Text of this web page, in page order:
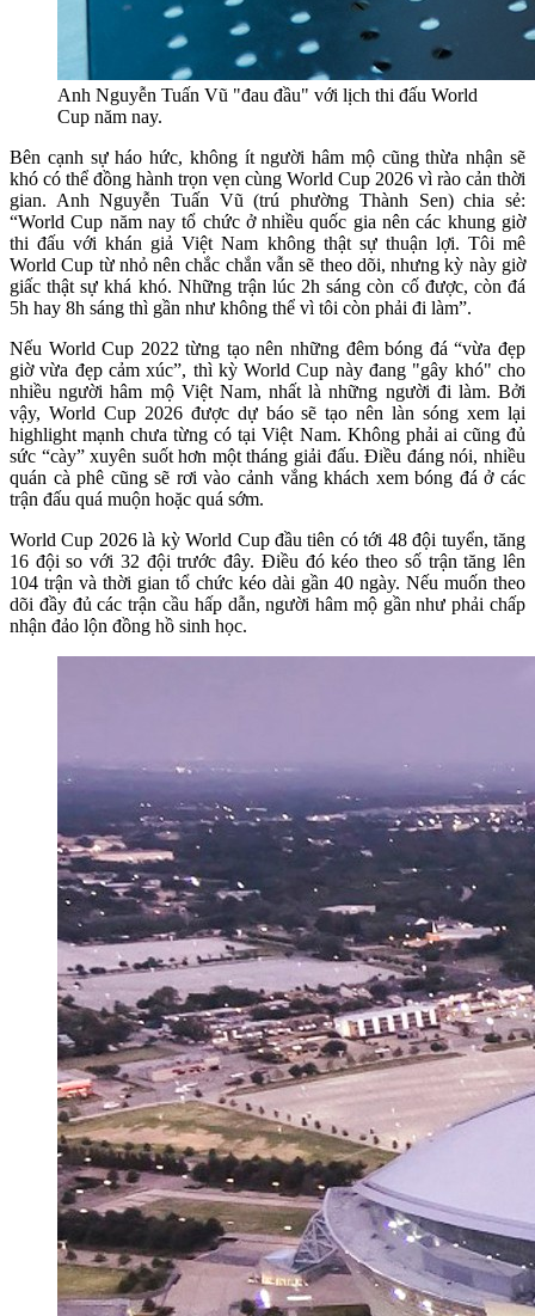
Anh Nguyễn Tuấn Vũ "đau đầu" với lịch thi đấu World
Cup năm nay.
Bên cạnh sự háo hức, không ít người hâm mộ cũng thừa nhận sẽ
khó có thể đồng hành trọn vẹn cùng World Cup 2026 vì rào cản thời
gian. Anh Nguyễn Tuấn Vũ (trú phường Thành Sen) chia sẻ:
“World Cup năm nay tổ chức ở nhiều quốc gia nên các khung giờ
thi đấu với khán giả Việt Nam không thật sự thuận lợi. Tôi mê
World Cup từ nhỏ nên chắc chắn vẫn sẽ theo dõi, nhưng kỳ này giờ
giấc thật sự khá khó. Những trận lúc 2h sáng còn cố được, còn đá
5h hay 8h sáng thì gần như không thể vì tôi còn phải đi làm”.
Nếu World Cup 2022 từng tạo nên những đêm bóng đá “vừa đẹp
giờ vừa đẹp cảm xúc”, thì kỳ World Cup này đang "gây khó" cho
nhiều người hâm mộ Việt Nam, nhất là những người đi làm. Bởi
vậy, World Cup 2026 được dự báo sẽ tạo nên làn sóng xem lại
highlight mạnh chưa từng có tại Việt Nam. Không phải ai cũng đủ
sức “cày” xuyên suốt hơn một tháng giải đấu. Điều đáng nói, nhiều
quán cà phê cũng sẽ rơi vào cảnh vắng khách xem bóng đá ở các
trận đấu quá muộn hoặc quá sớm.
World Cup 2026 là kỳ World Cup đầu tiên có tới 48 đội tuyển, tăng
16 đội so với 32 đội trước đây. Điều đó kéo theo số trận tăng lên
104 trận và thời gian tổ chức kéo dài gần 40 ngày. Nếu muốn theo
dõi đầy đủ các trận cầu hấp dẫn, người hâm mộ gần như phải chấp
nhận đảo lộn đồng hồ sinh học.